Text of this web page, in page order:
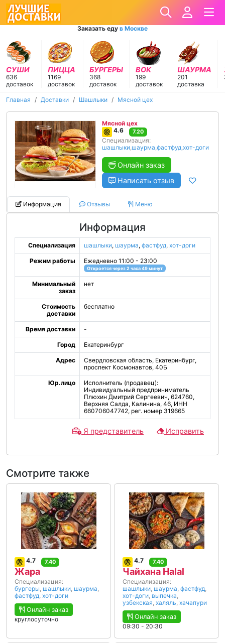
Заказать еду в Москве
СУШИ
636
доставок
ПИЦЦА
1169
доставок
БУРГЕРЫ
368
доставок
ВОК
199
доставок
ШАУРМА
201
доставка
Главная Доставки Шашлыки Мясной цех
Мясной цех
4.6
7.20
Специализация:
шашлыки,шаурма,фастфуд,хот-доги
Онлайн заказ
Написать отзыв
Информация Отзывы Меню
Информация
Специализация шашлыки, шаурма, фастфуд, хот-доги
Режим работы Ежедневно 11:00 - 23:00
Откроется через 2 часа 49 минут
Минимальный
заказ
нет
Стоимость
доставки
бесплатно
Время доставки -
Город Екатеринбург
Адрес
Свердловская область, Екатеринбург,
проспект Космонавтов, 40Б
Юр.лицо
Исполнитель (продавец):
Индивидуальный предприниматель
Плюхин Дмитрий Сергеевич, 624760,
Верхняя Салда, Калинина, 46, ИНН
660706047742, рег. номер 319665
Исправить
Я представитель
Смотрите также
4.7 7.40
Жара
Специализация:
бургеры, шашлыки, шаурма,
фастфуд, хот-доги
Онлайн заказ
круглосуточно
4.7 7.40
Чайхана Halal
Специализация:
шашлыки, шаурма, фастфуд,
хот-доги, выпечка,
узбекская, халяль, хачапури
Онлайн заказ
09:30 - 20:30